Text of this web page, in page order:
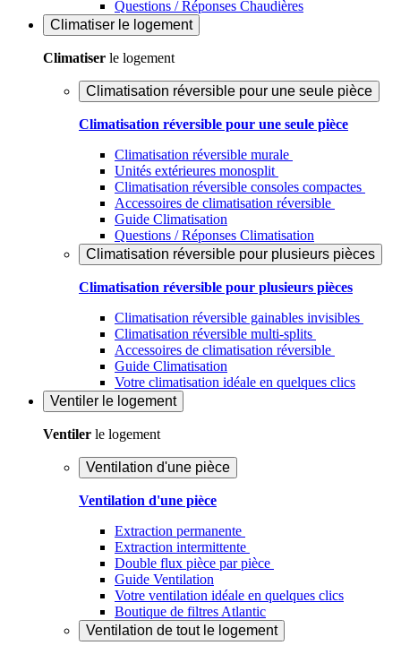
Questions / Réponses Chaudières
Climatiser le logement
Climatiser le logement
Climatisation réversible pour une seule pièce
Climatisation réversible pour une seule pièce
Climatisation réversible murale
Unités extérieures monosplit
Climatisation réversible consoles compactes
Accessoires de climatisation réversible
Guide Climatisation
Questions / Réponses Climatisation
Climatisation réversible pour plusieurs pièces
Climatisation réversible pour plusieurs pièces
Climatisation réversible gainables invisibles
Climatisation réversible multi-splits
Accessoires de climatisation réversible
Guide Climatisation
Votre climatisation idéale en quelques clics
Ventiler le logement
Ventiler le logement
Ventilation d'une pièce
Ventilation d'une pièce
Extraction permanente
Extraction intermittente
Double flux pièce par pièce
Guide Ventilation
Votre ventilation idéale en quelques clics
Boutique de filtres Atlantic
Ventilation de tout le logement